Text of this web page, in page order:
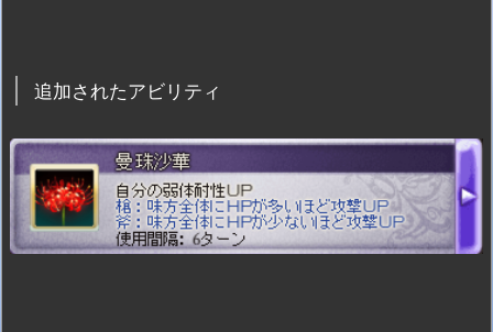
追加されたアビリティ